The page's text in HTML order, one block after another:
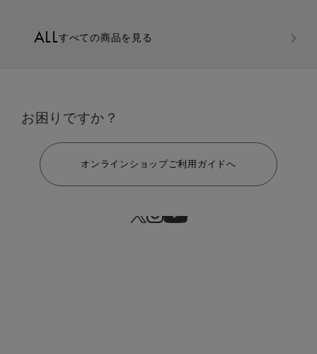
MULTI EMS
ALLすべての商品を見る
お困りですか？
オンラインショップご利用ガイドへ